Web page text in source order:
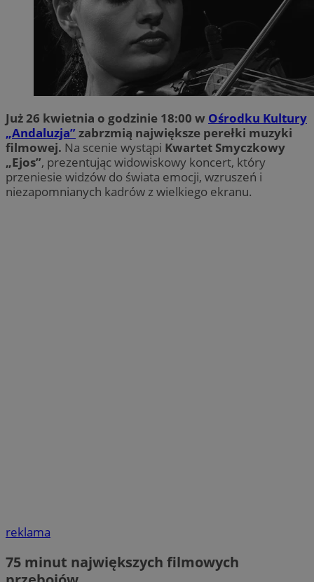
Już 26 kwietnia o godzinie 18:00 w Ośrodku Kultury
„Andaluzja”zabrzmią największe perełki muzyki
filmowej. Na scenie wystąpi Kwartet Smyczkowy
„Ejos”, prezentując widowiskowy koncert, który
przeniesie widzów do świata emocji, wzruszeń i
niezapomnianych kadrów z wielkiego ekranu.
reklama
75 minut największych filmowych